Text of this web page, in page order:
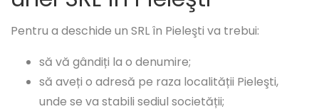
Pentru a deschide un SRL în Pieleşti va trebui:
să vă gândiți la o denumire;
să aveți o adresă pe raza localității Pieleşti,
unde se va stabili sediul societății;